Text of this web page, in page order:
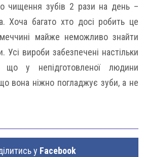
чищення зубів 2 рази на день –
Хоча багато хто досі робить це
майже неможливо знайти
Усі вироби забезпечені настільки
у непідготовленої людини
вона ніжно погладжує зуби, а не
у Facebook